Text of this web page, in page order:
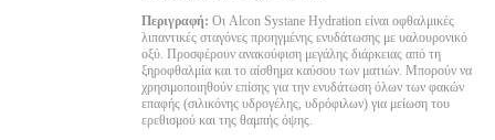
Περιγραφή: Οι Alcon Systane Hydration είναι οφθαλμικές
λιπαντικές σταγόνες προηγμένης ενυδάτωσης με υαλουρονικό
οξύ. Προσφέρουν ανακούφιση μεγάλης διάρκειας από τη
ξηροφθαλμία και το αίσθημα καύσου των ματιών. Μπορούν να
χρησιμοποιηθούν επίσης για την ενυδάτωση όλων των φακών
επαφής (σιλικόνης υδρογέλης, υδρόφιλων) για μείωση του
ερεθισμού και της θαμπής όψης.